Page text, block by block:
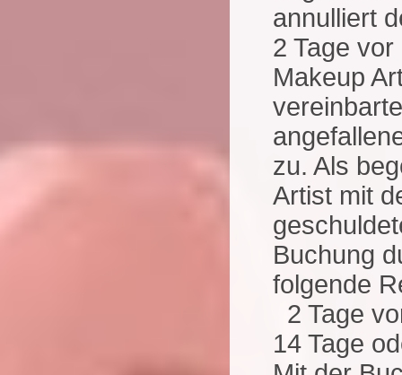
annulliert
2 Tage
Makeup
zu. Als
Artist mit
Buchung
folgende
2
14 Tage